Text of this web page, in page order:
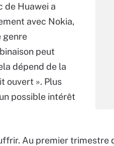
de Huawei a
avec Nokia,
genre
peut
dépend de la
ouvert ». Plus
possible intérêt
Au premier trimestre